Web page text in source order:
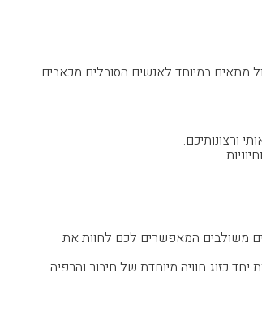
מתאים במיוחד לאנשים הסובלים מכאבים
ורצונותיכם.
משולבים המאפשרים לכם לחוות את
כזוג חוויה מיוחדת של חיבור והרפיה.